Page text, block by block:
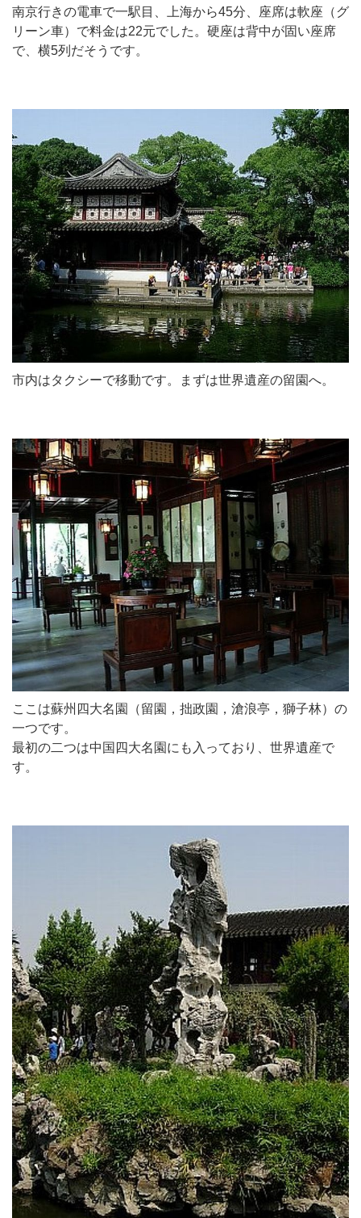
南京行きの電車で一駅目、上海から45分、座席は軟座（グ
リーン車）で料金は22元でした。硬座は背中が固い座席
で、横5列だそうです。
市内はタクシーで移動です。まずは世界遺産の留園へ。
ここは蘇州四大名園（留園，拙政園，滄浪亭，獅子林）の
一つです。
最初の二つは中国四大名園にも入っており、世界遺産で
す。